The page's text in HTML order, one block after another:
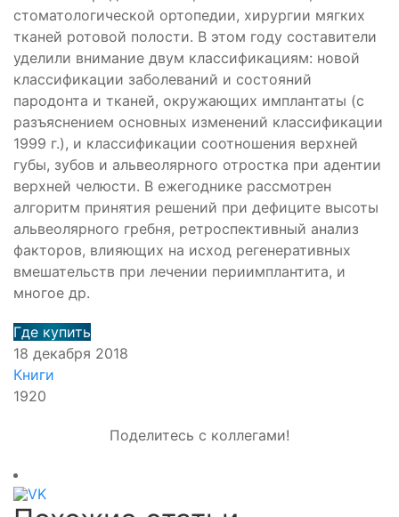
стоматологической ортопедии, хирургии мягких
тканей ротовой полости. В этом году составители
уделили внимание двум классификациям: новой
классификации заболеваний и состояний
пародонта и тканей, окружающих имплантаты (с
разъяснением основных изменений классификации
1999 г.), и классификации соотношения верхней
губы, зубов и альвеолярного отростка при адентии
верхней челюсти. В ежегоднике рассмотрен
алгоритм принятия решений при дефиците высоты
альвеолярного гребня, ретроспективный анализ
факторов, влияющих на исход регенеративных
вмешательств при лечении периимплантита, и
многое др.
Где купить
18 декабря 2018
Книги
1920
Поделитесь с коллегами!